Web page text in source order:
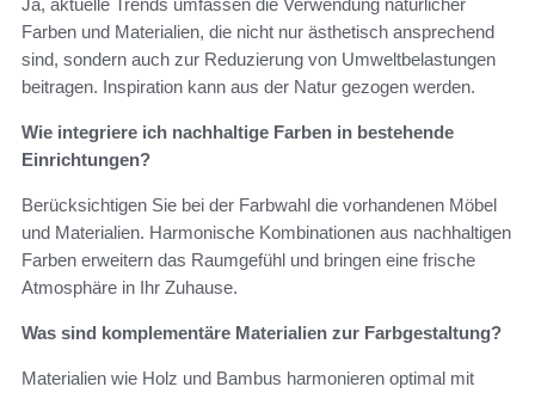
Farben und Materialien, die nicht nur ästhetisch ansprechend
sind, sondern auch zur Reduzierung von Umweltbelastungen
beitragen. Inspiration kann aus der Natur gezogen werden.
Wie integriere ich nachhaltige Farben in bestehende
Einrichtungen?
Berücksichtigen Sie bei der Farbwahl die vorhandenen Möbel
und Materialien. Harmonische Kombinationen aus nachhaltigen
Farben erweitern das Raumgefühl und bringen eine frische
Atmosphäre in Ihr Zuhause.
Was sind komplementäre Materialien zur Farbgestaltung?
Materialien wie Holz und Bambus harmonieren optimal mit